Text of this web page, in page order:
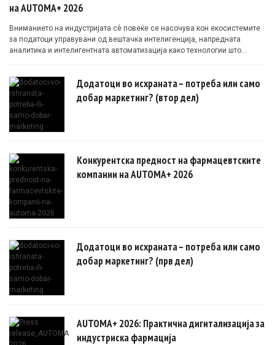
на AUTOMA+ 2026
Вниманието на индустријата сè повеќе се насочува кон екосистемите
за податоци управувани од вештачка интелигенција, напредната
аналитика и интелигентната автоматизација како технологии што
Додатоци во исхраната – потреба или само
добар маркетинг? (втор дел)
Конкурентска предност на фармацевтските
компании на AUTOMA+ 2026
Додатоци во исхраната – потреба или само
добар маркетинг? (прв дел)
AUTOMA+ 2026: Практична дигитализација за
индустриска фармација